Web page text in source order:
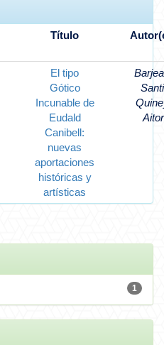
Título
El tipo
Gótico
Incunable de
Eudald
Canibell:
nuevas
aportaciones
históricas y
artísticas
Aitor
1